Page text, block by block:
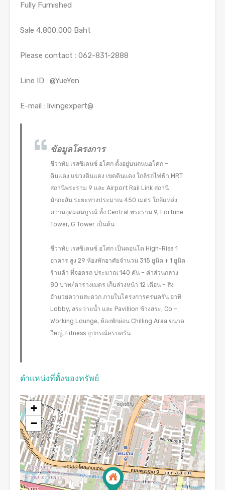
Fully Furnished
Sale 4,800,000 Baht
Please contact : 062-831-2888
Line ID : @YueYen
E-mail : livingexpert@
ข้อมูลโครงการ
ชีวาทัย เรสซิเดนซ์ อโศก ตั้งอยู่บนถนนอโศก –
ดินแดง แขวงดินแดง เขตดินแดง ใกล้รถไฟฟ้า MRT
สถานีพระราม 9 และ Airport Rail Link สถานี
มักกะสัน ระยะทางประมาณ 450 เมตร ใกล้แหล่ง
ความอุดมสมบูรณ์ ทั้ง Central พระราม 9, Fortune
Tower, G Tower เป็นต้น
ชีวาทัย เรสซิเดนซ์ อโศก เป็นคอนโด High-Rise 1
อาคาร สูง 29 ห้องพักอาศัยจำนวน 315 ยูนิต + 1 ยูนิต
ร้านค้า ที่จอดรถ ประมาณ 140 คัน – ค่าส่วนกลาง
80 บาท/ตารางเมตร เก็บล่วงหน้า 12 เดือน – สิ่ง
อำนวยความสะดวก ภายในโครงการครบครัน อาทิ
Lobby, สระว่ายน้ำ และ Pavillion ข้างสระ, Co –
Working Lounge, ห้องพักผ่อน Chilling Area ขนาด
ใหญ่, Fitness อุปกรณ์ครบครัน
ตำแหน่งที่ตั้งของทรัพย์
+
−